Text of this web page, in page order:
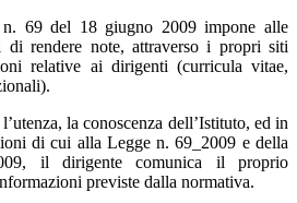
69 del 18 giugno 2009 impone alle
di rendere note, attraverso i propri siti
relative ai dirigenti (curricula vitae,
la conoscenza dell’Istituto, ed in
di cui alla Legge n. 69_2009 e della
il dirigente comunica il proprio
previste dalla normativa.